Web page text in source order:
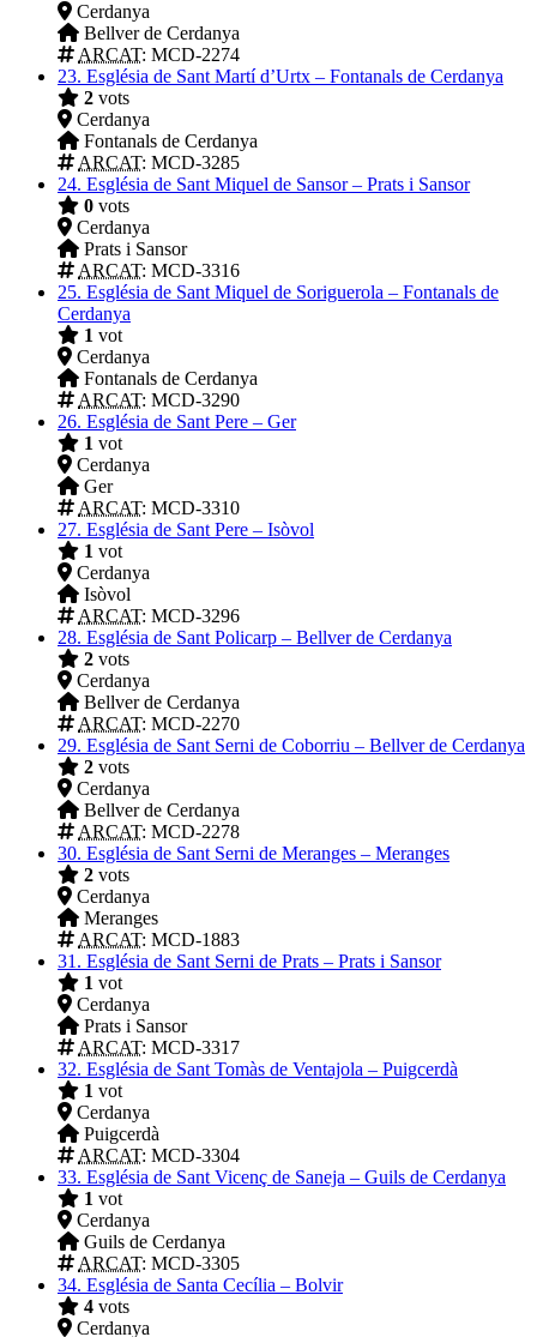
Cerdanya
Bellver de Cerdanya
ARCAT: MCD-2274
23. Església de Sant Martí d’Urtx – Fontanals de Cerdanya
2 vots
Cerdanya
Fontanals de Cerdanya
ARCAT: MCD-3285
24. Església de Sant Miquel de Sansor – Prats i Sansor
0 vots
Cerdanya
Prats i Sansor
ARCAT: MCD-3316
25. Església de Sant Miquel de Soriguerola – Fontanals de
Cerdanya
1 vot
Cerdanya
Fontanals de Cerdanya
ARCAT: MCD-3290
26. Església de Sant Pere – Ger
1 vot
Cerdanya
Ger
ARCAT: MCD-3310
27. Església de Sant Pere – Isòvol
1 vot
Cerdanya
Isòvol
ARCAT: MCD-3296
28. Església de Sant Policarp – Bellver de Cerdanya
2 vots
Cerdanya
Bellver de Cerdanya
ARCAT: MCD-2270
29. Església de Sant Serni de Coborriu – Bellver de Cerdanya
2 vots
Cerdanya
Bellver de Cerdanya
ARCAT: MCD-2278
30. Església de Sant Serni de Meranges – Meranges
2 vots
Cerdanya
Meranges
ARCAT: MCD-1883
31. Església de Sant Serni de Prats – Prats i Sansor
1 vot
Cerdanya
Prats i Sansor
ARCAT: MCD-3317
32. Església de Sant Tomàs de Ventajola – Puigcerdà
1 vot
Cerdanya
Puigcerdà
ARCAT: MCD-3304
33. Església de Sant Vicenç de Saneja – Guils de Cerdanya
1 vot
Cerdanya
Guils de Cerdanya
ARCAT: MCD-3305
34. Església de Santa Cecília – Bolvir
4 vots
Cerdanya